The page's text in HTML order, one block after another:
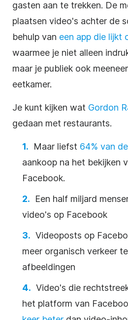
gasten aan te trekken. De
plaatsen video's achter de
behulp van een app die lijkt
waarmee je niet alleen
maar je publiek ook
eetkamer.
Je kunt kijken wat Gordon
gedaan met restaurants.
Maar liefst 64% van
aankoop na het bekijken
Facebook.
Een half miljard
video's op Facebook
Videoposts op
meer organisch verkeer
afbeeldingen
Video's die
het platform van